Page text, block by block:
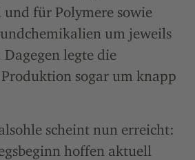
für Polymere sowie
um jeweils
legte die
sogar um knapp
scheint nun erreicht:
hoffen aktuell